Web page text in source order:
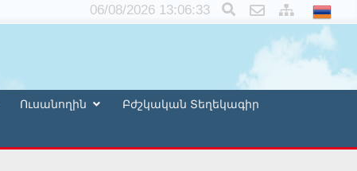
×
06/08/2026 13:06:34
Ուսանողին Բժշկական Տեղեկագիր